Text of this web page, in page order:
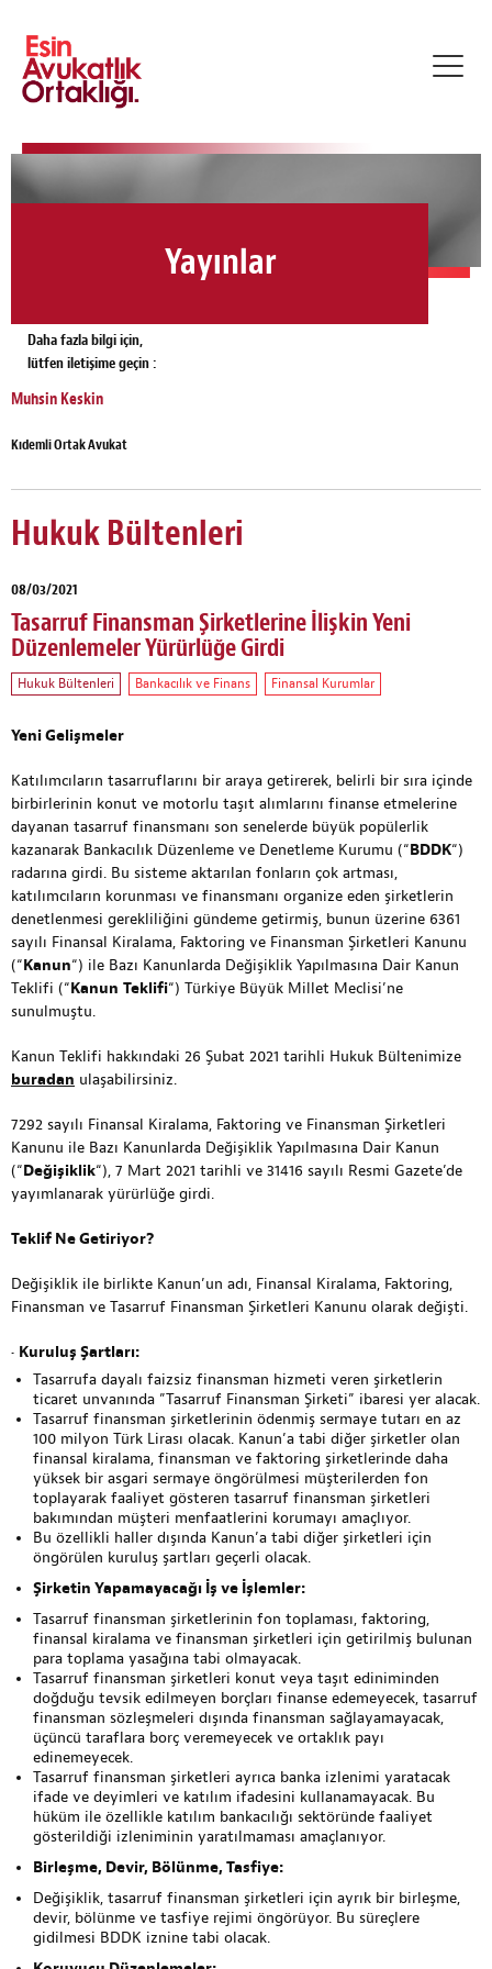
Yayınlar
Daha fazla bilgi için,
lütfen iletişime geçin :
Muhsin Keskin
Kıdemli Ortak Avukat
Hukuk Bültenleri
08/03/2021
Tasarruf Finansman Şirketlerine İlişkin Yeni
Düzenlemeler Yürürlüğe Girdi
Hukuk Bültenleri Bankacılık ve Finans Finansal Kurumlar
Yeni Gelişmeler
Katılımcıların tasarruflarını bir araya getirerek, belirli bir sıra içinde
birbirlerinin konut ve motorlu taşıt alımlarını finanse etmelerine
dayanan tasarruf finansmanı son senelerde büyük popülerlik
kazanarak Bankacılık Düzenleme ve Denetleme Kurumu (“BDDK“)
radarına girdi. Bu sisteme aktarılan fonların çok artması,
katılımcıların korunması ve finansmanı organize eden şirketlerin
denetlenmesi gerekliliğini gündeme getirmiş, bunun üzerine 6361
sayılı Finansal Kiralama, Faktoring ve Finansman Şirketleri Kanunu
(“Kanun“) ile Bazı Kanunlarda Değişiklik Yapılmasına Dair Kanun
Teklifi (“Kanun Teklifi“) Türkiye Büyük Millet Meclisi’ne
sunulmuştu.
Kanun Teklifi hakkındaki 26 Şubat 2021 tarihli Hukuk Bültenimize
buradan ulaşabilirsiniz.
7292 sayılı Finansal Kiralama, Faktoring ve Finansman Şirketleri
Kanunu ile Bazı Kanunlarda Değişiklik Yapılmasına Dair Kanun
(“Değişiklik“), 7 Mart 2021 tarihli ve 31416 sayılı Resmi Gazete’de
yayımlanarak yürürlüğe girdi.
Teklif Ne Getiriyor?
Değişiklik ile birlikte Kanun’un adı, Finansal Kiralama, Faktoring,
Finansman ve Tasarruf Finansman Şirketleri Kanunu olarak değişti.
• Kuruluş Şartları:
Tasarrufa dayalı faizsiz finansman hizmeti veren şirketlerin
ticaret unvanında ”Tasarruf Finansman Şirketi” ibaresi yer alacak.
Tasarruf finansman şirketlerinin ödenmiş sermaye tutarı en az
100 milyon Türk Lirası olacak. Kanun’a tabi diğer şirketler olan
finansal kiralama, finansman ve faktoring şirketlerinde daha
yüksek bir asgari sermaye öngörülmesi müşterilerden fon
toplayarak faaliyet gösteren tasarruf finansman şirketleri
bakımından müşteri menfaatlerini korumayı amaçlıyor.
Bu özellikli haller dışında Kanun’a tabi diğer şirketleri için
öngörülen kuruluş şartları geçerli olacak.
Şirketin Yapamayacağı İş ve İşlemler:
Tasarruf finansman şirketlerinin fon toplaması, faktoring,
finansal kiralama ve finansman şirketleri için getirilmiş bulunan
para toplama yasağına tabi olmayacak.
Tasarruf finansman şirketleri konut veya taşıt ediniminden
doğduğu tevsik edilmeyen borçları finanse edemeyecek, tasarruf
finansman sözleşmeleri dışında finansman sağlayamayacak,
üçüncü taraflara borç veremeyecek ve ortaklık payı
edinemeyecek.
Tasarruf finansman şirketleri ayrıca banka izlenimi yaratacak
ifade ve deyimleri ve katılım ifadesini kullanamayacak. Bu
hüküm ile özellikle katılım bankacılığı sektöründe faaliyet
gösterildiği izleniminin yaratılmaması amaçlanıyor.
Birleşme, Devir, Bölünme, Tasfiye:
Değişiklik, tasarruf finansman şirketleri için ayrık bir birleşme,
devir, bölünme ve tasfiye rejimi öngörüyor. Bu süreçlere
gidilmesi BDDK iznine tabi olacak.